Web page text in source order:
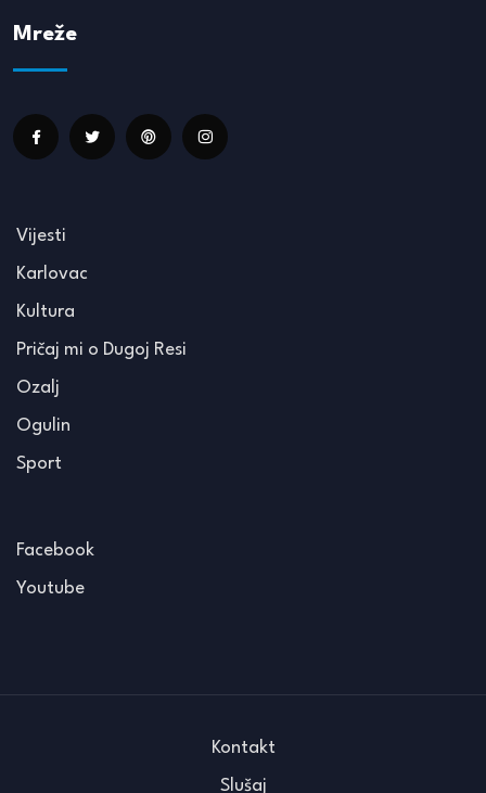
Mreže
Vijesti
Karlovac
Kultura
Pričaj mi o Dugoj Resi
Ozalj
Ogulin
Sport
Facebook
Youtube
Kontakt
Slušaj